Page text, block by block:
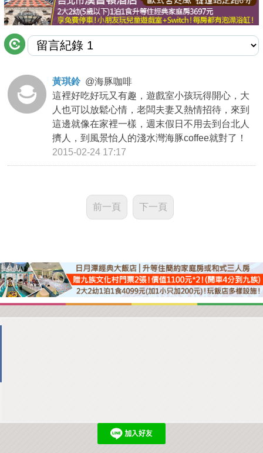
討論區
聯絡我們
APP下載
黃琪鈴 @海豚咖啡
這裡好吃好玩又有趣，遊戲室小孩玩得開心，大
人也可以放鬆心情，老闆夫妻又熱情招待，來到
這邊就像在家裡一樣，週末假日不用去到台北人
擠人，到風景怡人的淺水灣海豚coffee就對了！
2015-02-24 17:17
前一頁 下一頁